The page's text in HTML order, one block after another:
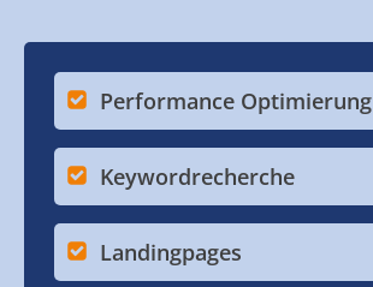
Performance Optimierung
Keywordrecherche
Landingpages